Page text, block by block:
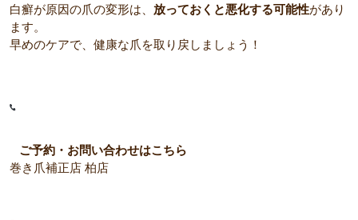
白癬が原因の爪の変形は、 放っておくと悪化する可能性があり
ます。
早めのケアで、健康な爪を取り戻しましょう！
ご予約・お問い合わせはこちら
巻き爪補正店 柏店